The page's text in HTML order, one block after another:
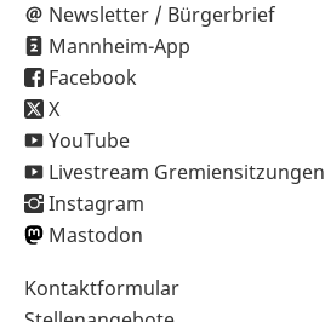
Newsletter / Bürgerbrief
Mannheim-App
Facebook
X
YouTube
Livestream Gremiensitzungen
Instagram
Mastodon
Sekundärnavigation
Kontaktformular